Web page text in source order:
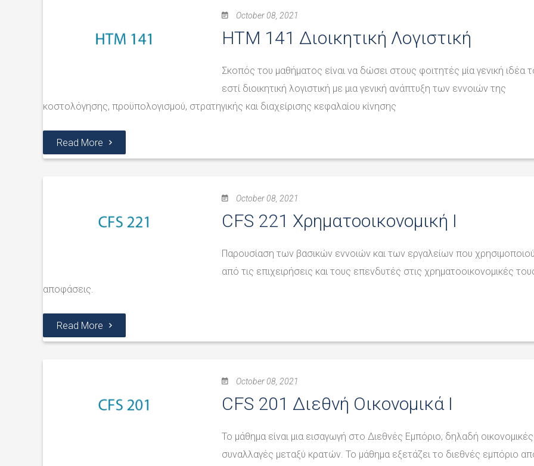
October 08, 2021
ΗΤΜ 141 Διοικητική Λογιστική
Σκοπός του μαθήματος είναι να δώσει στους φοιτητές μία γενική ιδέα
εστί διοικητική λογιστική με μια γενική ανάπτυξη των εννοιών της
κοστολόγησης, προϋπολογισμού, στρατηγικής και διαχείρισης κεφαλαίου κίνησης
Read More
October 08, 2021
CFS 221 Χρηματοοικονομική I
Παρουσίαση των βασικών εννοιών και των εργαλείων που
από τις επιχειρήσεις και τους επενδυτές στις χρηματοοικονομικές
αποφάσεις.
Read More
October 08, 2021
CFS 201 Διεθνή Οικονομικά I
Το μάθημα είναι μια εισαγωγή στο Διεθνές Εμπόριο, δηλαδή οικονομικές
συναλλαγές μεταξύ κρατών. Το μάθημα εξετάζει το διεθνές εμπόριο